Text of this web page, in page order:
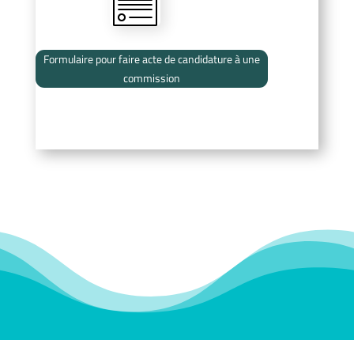
Formulaire pour faire acte de candidature à une
commission